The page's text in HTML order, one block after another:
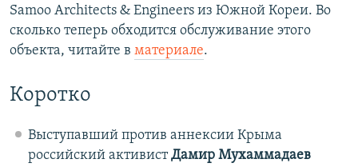
Samoo Architects & Engineers из Южной Кореи. Во
сколько теперь обходится обслуживание этого
объекта, читайте в материале.
Коротко
Выступавший против аннексии Крыма
российский активистДамир Мухаммадаев